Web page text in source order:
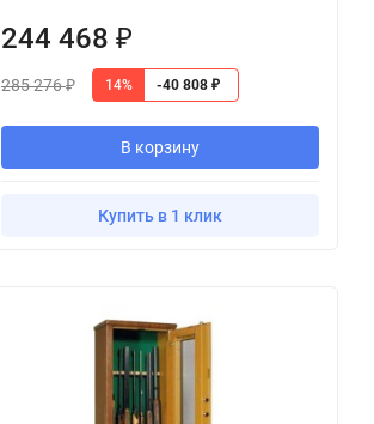
244 468 ₽
285 276₽ 14% -40 808 ₽
В корзину
Купить в 1 клик